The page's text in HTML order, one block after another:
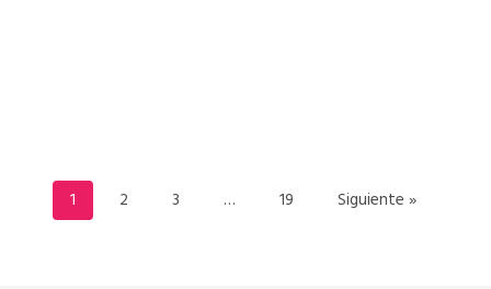
1 2 3 … 19 Siguiente »